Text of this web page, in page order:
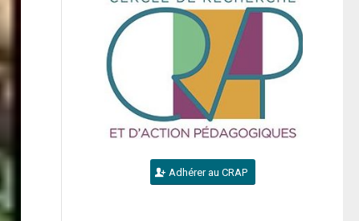
Adhérer au CRAP